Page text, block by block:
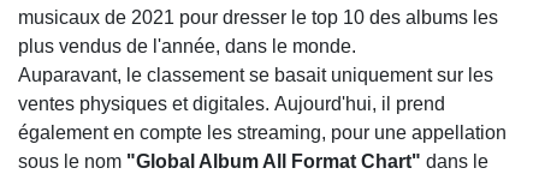
musicaux de 2021 pour dresser le top 10 des albums les
plus vendus de l'année, dans le monde.
Auparavant, le classement se basait uniquement sur les
ventes physiques et digitales. Aujourd'hui, il prend
également en compte les streaming, pour une appellation
sous le nom "Global Album All Format Chart" dans le